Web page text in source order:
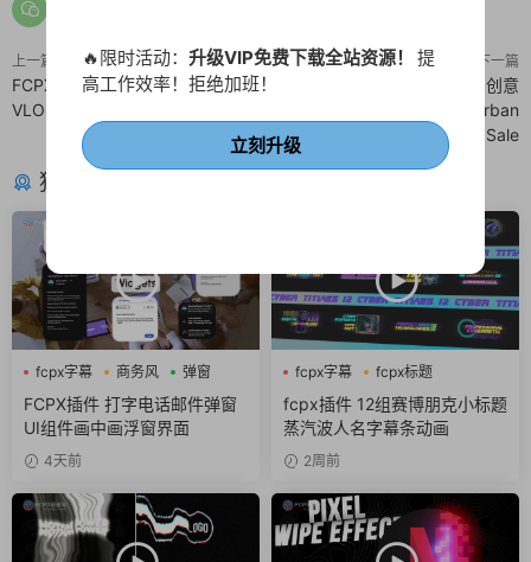
上一篇
FCPX快闪卡点片头 大标题遮罩
VLOG开场插件 Stomp Opener
下一篇
FCPX折纸塑料模板 嘻哈快闪创意
炫酷划痕网格撕纸动画 Urban
Look Sale
猜你喜欢
fcpx字幕 商务风 弹窗
FCPX插件 打字电话邮件弹窗
UI组件画中画浮窗界面
4天前
fcpx字幕
fcpx标题
fcpx片头
fcpx插件 12组赛博朋克小标题
蒸汽波人名字幕条动画
2周前
🔥限时活动： 升级VIP免费下载全站资源！ 提
高工作效率！拒绝加班！
立刻升级